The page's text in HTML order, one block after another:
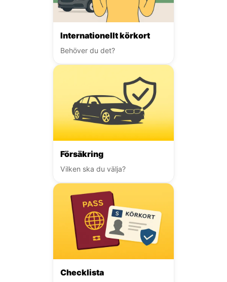
Internationellt körkort
Behöver du det?
Försäkring
Vilken ska du välja?
Checklista